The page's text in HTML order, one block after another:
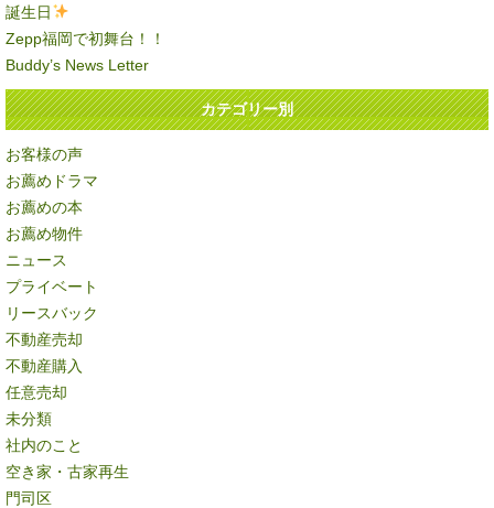
誕生日
Zepp福岡で初舞台！！
Buddy’s News Letter
カテゴリー別
お客様の声
お薦めドラマ
お薦めの本
お薦め物件
ニュース
プライベート
リースバック
不動産売却
不動産購入
任意売却
未分類
社内のこと
空き家・古家再生
門司区